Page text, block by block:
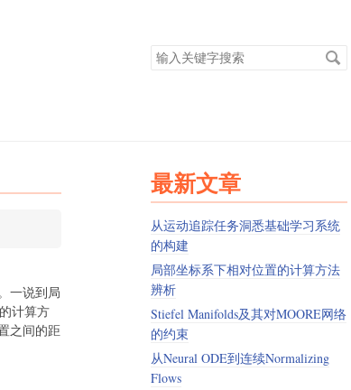
搜
索
一说到局
计算方
之间的距
最新文章
从运动追踪任务洞悉基础学习系统
的构建
局部坐标系下相对位置的计算方法
辨析
Stiefel Manifolds及其对MOORE网络
的约束
从Neural ODE到连续Normalizing
Flows